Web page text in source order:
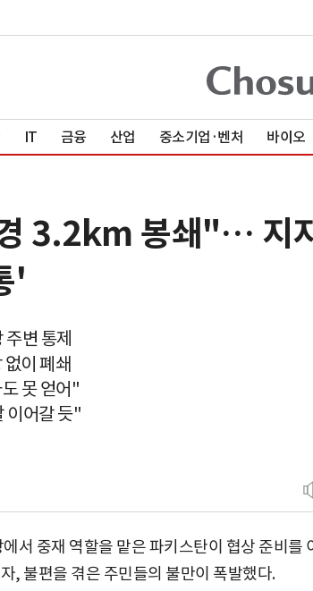
IT 금융 산업 중소기업·벤처 바이오
3.2km 봉쇄"… 지
'
변 통제
없이 폐쇄
못 얻어"
이어갈 듯"
서 중재 역할을 맡은 파키스탄이 협상 준비를
, 불편을 겪은 주민들의 불만이 폭발했다.